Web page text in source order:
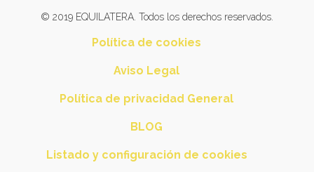
© 2019 EQUILATERA. Todos los derechos reservados.
Política de cookies
Aviso Legal
Política de privacidad General
BLOG
Listado y configuración de cookies